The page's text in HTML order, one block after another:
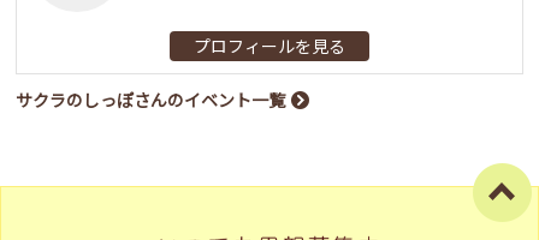
プロフィールを見る
サクラのしっぽさんのイベント一覧